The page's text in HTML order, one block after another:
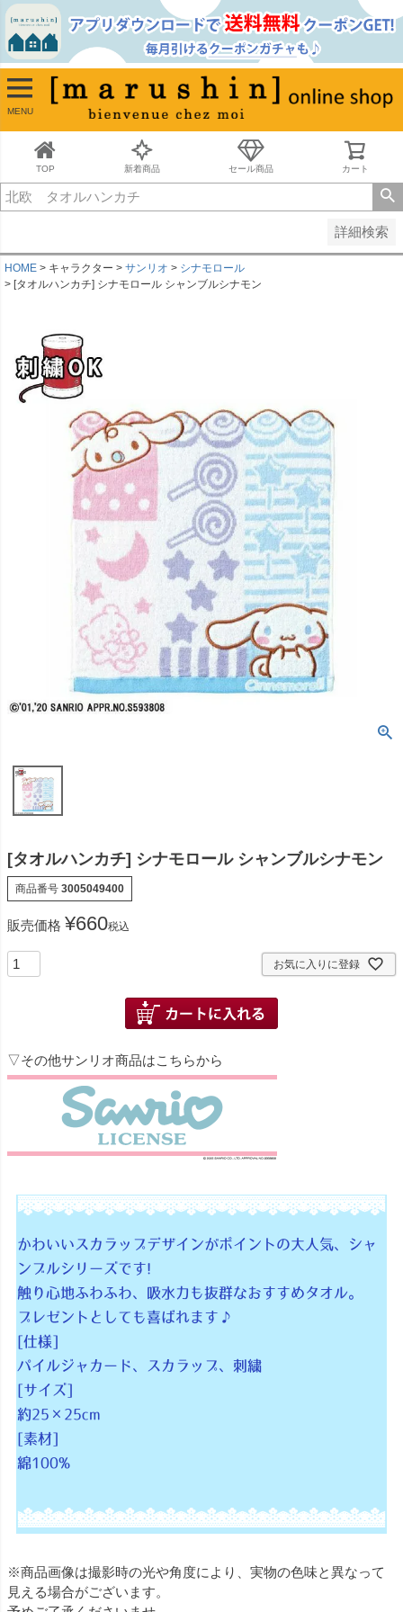
MENU
TOP 新着商品 セール商品 カート
詳細検索
並び順
新着順
古い順
価格が安い順
価格が高い順
キーワードヒット順
HOME キャラクター サンリオ
シナモロール
[タオルハンカチ] シナモロール シャンブルシナモン
[タオルハンカチ] シナモロール シャンブルシナモン
商品番号 3005049400
販売価格 ¥660税込
お気に入りに登録
▽その他サンリオ商品はこちらから
かわいいスカラップデザインがポイントの大人気、シャ
ンブルシリーズです!
触り心地ふわふわ、吸水力も抜群なおすすめタオル。
プレゼントとしても喜ばれます♪
[仕様]
パイルジャカード、スカラップ、刺繍
[サイズ]
約25×25cm
[素材]
綿100%
※商品画像は撮影時の光や角度により、実物の色味と異なって
見える場合がございます。